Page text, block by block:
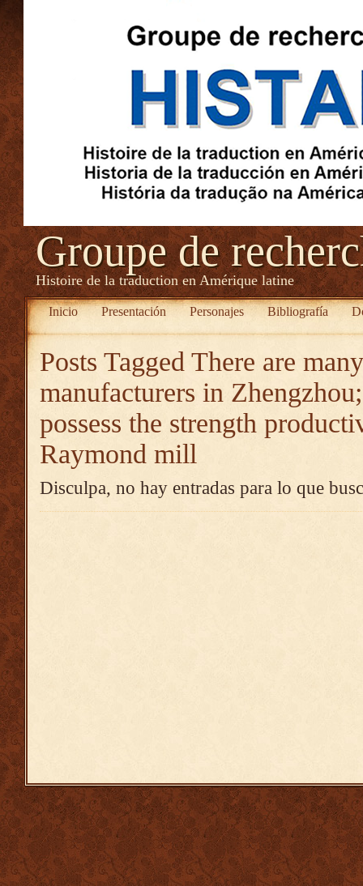
Groupe de
Histoire de la traduction en Amérique latine
Inicio Presentación Personajes Bibliografía
Posts Tagged There are
manufacturers in
possess the strength
Raymond mill
Disculpa, no hay entradas para lo que